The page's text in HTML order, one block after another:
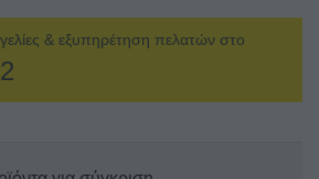
& εξυπηρέτηση πελατών στο